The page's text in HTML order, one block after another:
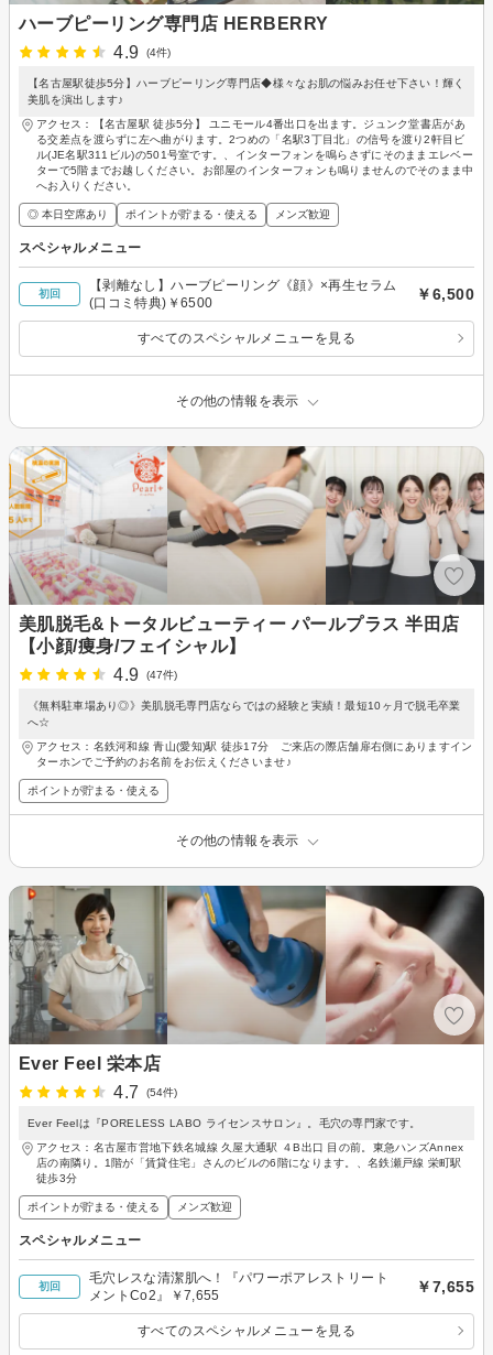
ハーブピーリング専門店 HERBERRY
4.9
(4件)
【名古屋駅徒歩5分】ハーブピーリング専門店◆様々なお肌の悩みお任せ下さい！輝く
美肌を演出します♪
アクセス：【名古屋駅 徒歩5分】 ユニモール4番出口を出ます。ジュンク堂書店があ
る交差点を渡らずに左へ曲がります。2つめの「名駅3丁目北」の信号を渡り2軒目ビ
ル(JE名駅311ビル)の501号室です。、インターフォンを鳴らさずにそのままエレベー
ターで5階までお越しください。お部屋のインターフォンも鳴りませんのでそのまま中
へお入りください。
◎ 本日空席あり ポイントが貯まる・使える メンズ歓迎
スペシャルメニュー
初回
【剥離なし】ハーブピーリング《顔》×再生セラム
(口コミ特典)￥6500
￥6,500
すべてのスペシャルメニューを見る
その他の情報を表示
美肌脱毛&トータルビューティー パールプラス 半田店
【小顔/痩身/フェイシャル】
4.9
(47件)
《無料駐車場あり◎》美肌脱毛専門店ならではの経験と実績！最短10ヶ月で脱毛卒業
へ☆
アクセス：名鉄河和線 青山(愛知)駅 徒歩17分 ご来店の際店舗扉右側にありますイン
ターホンでご予約のお名前をお伝えくださいませ♪
ポイントが貯まる・使える
その他の情報を表示
Ever Feel 栄本店
4.7
(54件)
Ever Feelは『PORELESS LABO ライセンスサロン』。毛穴の専門家です。
アクセス：名古屋市営地下鉄名城線 久屋大通駅 ４B出口 目の前。東急ハンズAnnex
店の南隣り。1階が「賃貸住宅」さんのビルの6階になります。、名鉄瀬戸線 栄町駅
徒歩3分
ポイントが貯まる・使える メンズ歓迎
スペシャルメニュー
初回
毛穴レスな清潔肌へ！『パワーポアレストリート
メントCo2』￥7,655
￥7,655
すべてのスペシャルメニューを見る